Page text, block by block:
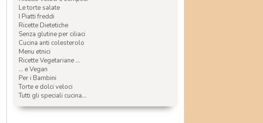
Le torte salate
I Piatti freddi
Ricette Dietetiche
Senza glutine per ciliaci
Cucina anti colesterolo
Menu etnici
Ricette Vegetariane ...
... e Vegan
Per i Bambini
Torte e dolci veloci
Tutti gli speciali cucina...